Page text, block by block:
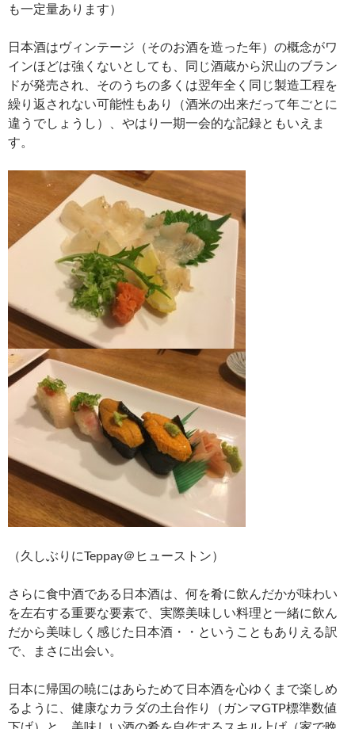
も一定量あります）
日本酒はヴィンテージ（そのお酒を造った年）の概念がワ
インほどは強くないとしても、同じ酒蔵から沢山のブラン
ドが発売され、そのうちの多くは翌年全く同じ製造工程を
繰り返されない可能性もあり（酒米の出来だって年ごとに
違うでしょうし）、やはり一期一会的な記録ともいえま
す。
（久しぶりにTeppay＠ヒューストン）
さらに食中酒である日本酒は、何を肴に飲んだかが味わい
を左右する重要な要素で、実際美味しい料理と一緒に飲ん
だから美味しく感じた日本酒・・ということもありえる訳
で、まさに出会い。
日本に帰国の暁にはあらためて日本酒を心ゆくまで楽しめ
るように、健康なカラダの土台作り（ガンマGTP標準数値